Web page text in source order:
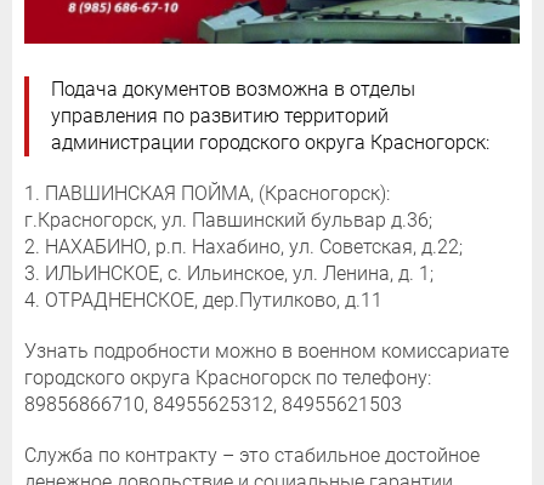
Подача документов возможна в отделы
управления по развитию территорий
администрации городского округа Красногорск:
1. ПАВШИНСКАЯ ПОЙМА, (Красногорск):
г.Красногорск, ул. Павшинский бульвар д.36;
2. НАХАБИНО, р.п. Нахабино, ул. Советская, д.22;
3. ИЛЬИНСКОЕ, с. Ильинское, ул. Ленина, д. 1;
4. ОТРАДНЕНСКОЕ, дер.Путилково, д.11
Узнать подробности можно в военном комиссариате
городского округа Красногорск по телефону:
89856866710, 84955625312, 84955621503
Служба по контракту – это стабильное достойное